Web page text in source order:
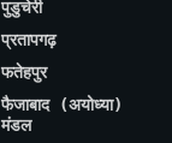
पुडुचेरी
प्रतापगढ़
फतेहपुर
फैजाबाद (अयोध्या)
मंडल